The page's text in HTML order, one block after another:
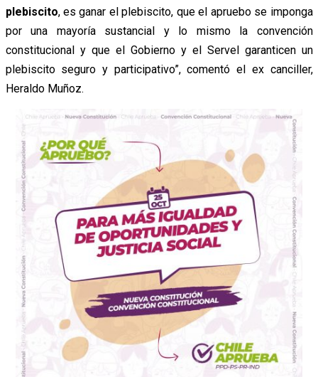
plebiscito, es ganar el plebiscito, que el apruebo se imponga
por una mayoría sustancial y lo mismo la convención
constitucional y que el Gobierno y el Servel garanticen un
plebiscito seguro y participativo”, comentó el ex canciller,
Heraldo Muñoz.